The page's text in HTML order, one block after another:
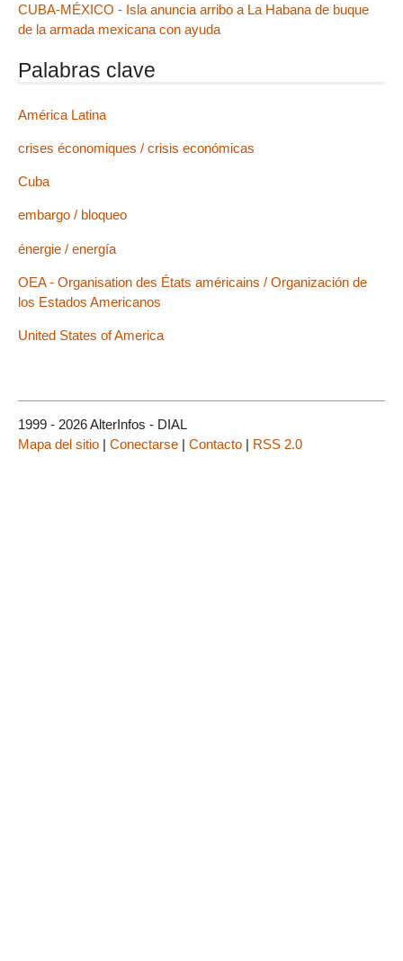
CUBA-MÉXICO - Isla anuncia arribo a La Habana de buque
de la armada mexicana con ayuda
Palabras clave
América Latina
crises économiques / crisis económicas
Cuba
embargo / bloqueo
énergie / energía
OEA - Organisation des États américains / Organización de
los Estados Americanos
United States of America
1999 - 2026 AlterInfos - DIAL
Mapa del sitio | Conectarse | Contacto | RSS 2.0